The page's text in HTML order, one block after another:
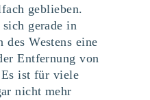
geblieben.
gerade in
des Westens eine
Entfernung von
ist für viele
nicht mehr